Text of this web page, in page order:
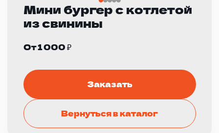
Мини бургер с котлетой
из свинины
От 1 000 ₽
Заказать
Вернуться в каталог